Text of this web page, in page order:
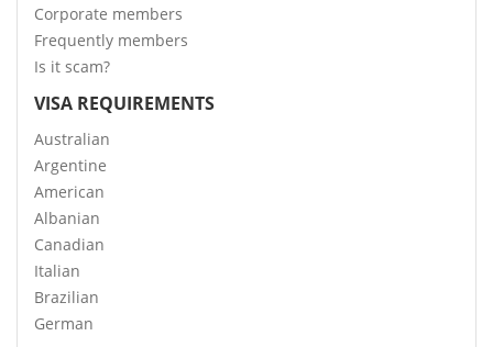
Corporate members
Frequently members
Is it scam?
VISA REQUIREMENTS
Australian
Argentine
American
Albanian
Canadian
Italian
Brazilian
German